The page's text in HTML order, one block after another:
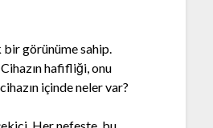
bir görünüme sahip.
hafifliği, onu
içinde neler var?